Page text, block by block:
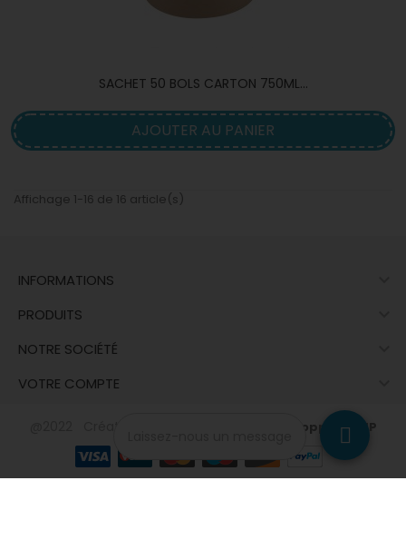
SACHET 50 BOLS CARTON 750ML...
AJOUTER AU PANIER
Affichage 1-16 de 16 article(s)
INFORMATIONS
PRODUITS
NOTRE SOCIÉTÉ
VOTRE COMPTE
Développeur PHP